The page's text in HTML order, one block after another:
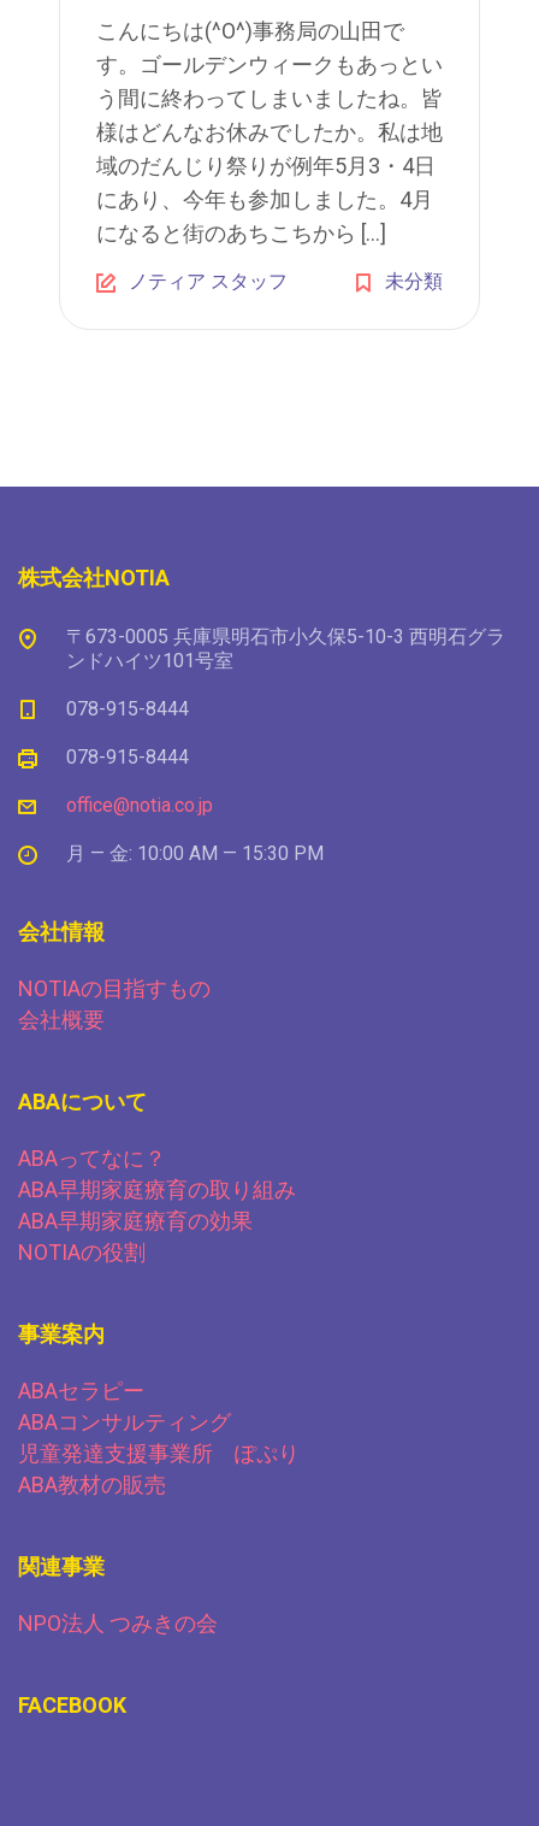
こんにちは(^O^)事務局の山田で
す。ゴールデンウィークもあっとい
う間に終わってしまいましたね。皆
様はどんなお休みでしたか。私は地
域のだんじり祭りが例年5月3・4日
にあり、今年も参加しました。4月
になると街のあちこちから […]
ノティア スタッフ 未分類
株式会社NOTIA
〒673-0005 兵庫県明石市小久保5-10-3 西明石グラ
ンドハイツ101号室
078-915-8444
078-915-8444
office@notia.co.jp
月 — 金: 10:00 AM — 15:30 PM
会社情報
NOTIAの目指すもの
会社概要
ABAについて
ABAってなに？
ABA早期家庭療育の取り組み
ABA早期家庭療育の効果
NOTIAの役割
事業案内
ABAセラピー
ABAコンサルティング
児童発達支援事業所 ぽぷり
ABA教材の販売
関連事業
NPO法人 つみきの会
FACEBOOK